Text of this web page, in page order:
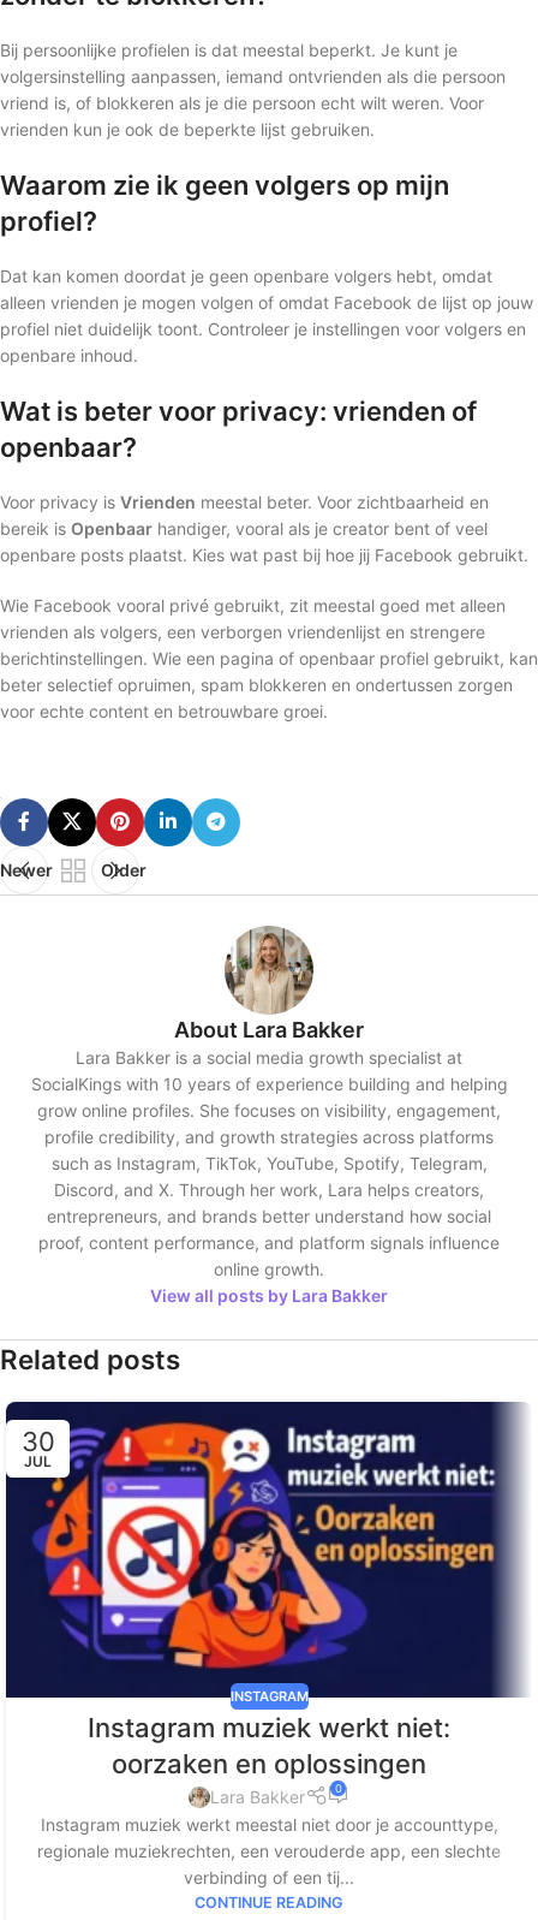
Bij persoonlijke profielen is dat meestal beperkt. Je kunt je
volgersinstelling aanpassen, iemand ontvrienden als die persoon
vriend is, of blokkeren als je die persoon echt wilt weren. Voor
vrienden kun je ook de beperkte lijst gebruiken.
Waarom zie ik geen volgers op mijn
profiel?
Dat kan komen doordat je geen openbare volgers hebt, omdat
alleen vrienden je mogen volgen of omdat Facebook de lijst op jouw
profiel niet duidelijk toont. Controleer je instellingen voor volgers en
openbare inhoud.
Wat is beter voor privacy: vrienden of
openbaar?
Voor privacy is Vrienden meestal beter. Voor zichtbaarheid en
bereik is Openbaar handiger, vooral als je creator bent of veel
openbare posts plaatst. Kies wat past bij hoe jij Facebook gebruikt.
Wie Facebook vooral privé gebruikt, zit meestal goed met alleen
vrienden als volgers, een verborgen vriendenlijst en strengere
berichtinstellingen. Wie een pagina of openbaar profiel gebruikt, kan
beter selectief opruimen, spam blokkeren en ondertussen zorgen
voor echte content en betrouwbare groei.
Newer Older
About Lara Bakker
Lara Bakker is a social media growth specialist at
SocialKings with 10 years of experience building and helping
grow online profiles. She focuses on visibility, engagement,
profile credibility, and growth strategies across platforms
such as Instagram, TikTok, YouTube, Spotify, Telegram,
Discord, and X. Through her work, Lara helps creators,
entrepreneurs, and brands better understand how social
proof, content performance, and platform signals influence
online growth.
View all posts by Lara Bakker
Related posts
30
JUL
INSTAGRAM
Instagram muziek werkt niet:
oorzaken en oplossingen
Lara Bakker 0
Instagram muziek werkt meestal niet door je accounttype,
regionale muziekrechten, een verouderde app, een slechte
verbinding of een tij...
CONTINUE READING